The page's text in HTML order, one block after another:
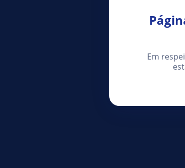
Em